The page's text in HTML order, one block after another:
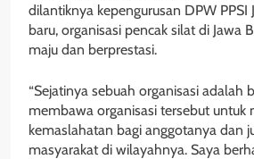
dilantiknya kepengurusan DPW PPSI
baru, organisasi pencak silat di Jawa
maju dan berprestasi.
“Sejatinya sebuah organisasi adalah
membawa organisasi tersebut untuk
kemaslahatan bagi anggotanya dan
masyarakat di wilayahnya. Saya